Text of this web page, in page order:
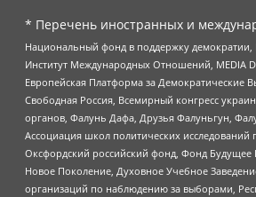
* Перечень иностранных и
Национальный фонд в поддержку
Институт Международных Отношений, MEDIA
Европейская Платформа за
Свободная Россия, Всемирный конгресс
органов, Фалунь Дафа, Друзья Фалуньгун,
Ассоциация школ политических
Оксфордский российский фонд, Фонд Будущее
Новое Поколение, Духовное Учебное
организаций по наблюдению за выборами,